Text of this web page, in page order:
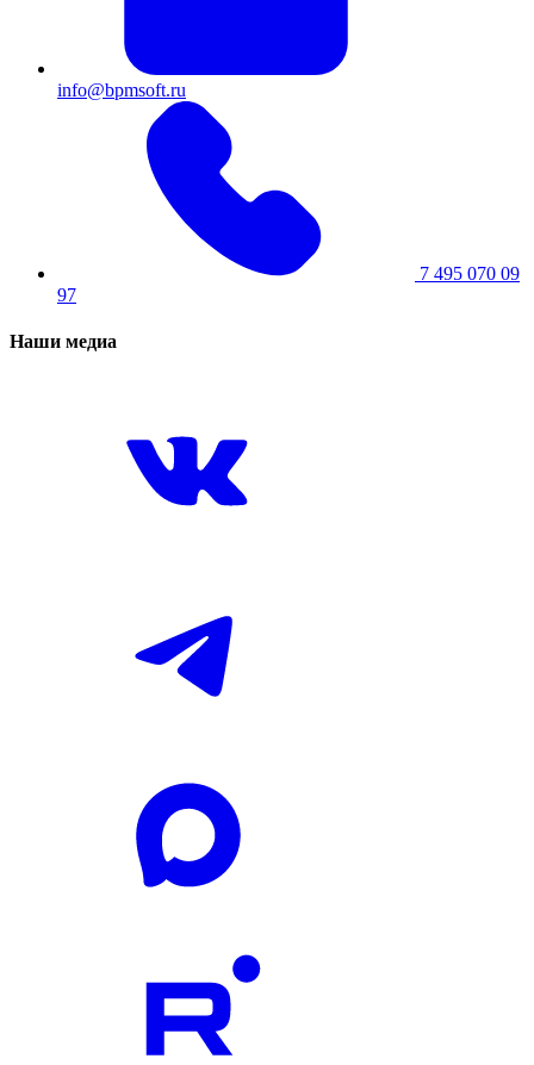
info@bpmsoft.ru
7 495 070 09
97
Наши медиа